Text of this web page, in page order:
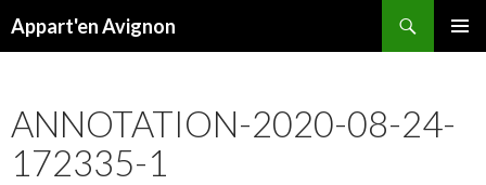
Appart'en Avignon
ANNOTATION-2020-08-24-
172335-1